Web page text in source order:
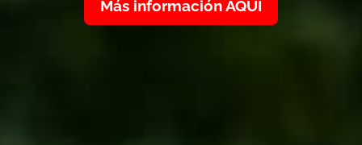
Más información AQUÍ